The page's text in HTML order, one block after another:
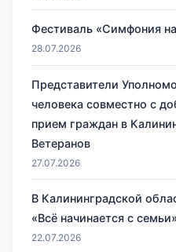
Фестиваль «Симфония
28.07.2026
Представители
человека совместно с
прием граждан в
Ветеранов
27.07.2026
В Калининградской
«Всё начинается с семьи»
22.07.2026